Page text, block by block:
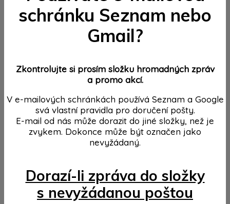
schránku Seznam nebo
Gmail?
Zkontrolujte si prosím složku hromadných zpráv
a promo akcí.
V e-mailových schránkách používá Seznam a Google
svá vlastní pravidla pro doručení pošty.
E-mail od nás může dorazit do jiné složky, než je
zvykem. Dokonce může být označen jako
nevyžádaný.
Dorazí-li zpráva do složky
s nevyžádanou poštou